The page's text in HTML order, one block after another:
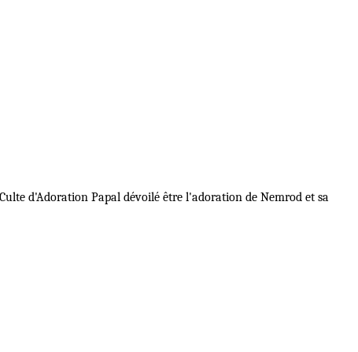
d'Adoration Papal dévoilé être l'adoration de Nemrod et sa